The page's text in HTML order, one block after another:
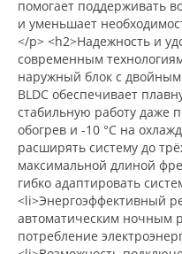
помогает поддерживать
и уменьшает
</p> <h2>Надежность и
современным
наружный блок с
BLDC обеспечивает
стабильную работу даже
обогрев и -10 °C на
расширять систему до
максимальной длиной
гибко адаптировать
<li>Энергоэффективный
автоматическим ночным
потребление